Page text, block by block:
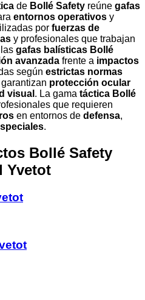
de Bollé Safety reúne gafas
entornos operativos y
por fuerzas de
y profesionales que trabajan
gafas balísticas Bollé
avanzada frente a impactos
según estrictas normas
protección ocular
visual . La gama táctica Bollé
que requieren
en entornos de defensa,
.
Bollé Safety
Yvetot